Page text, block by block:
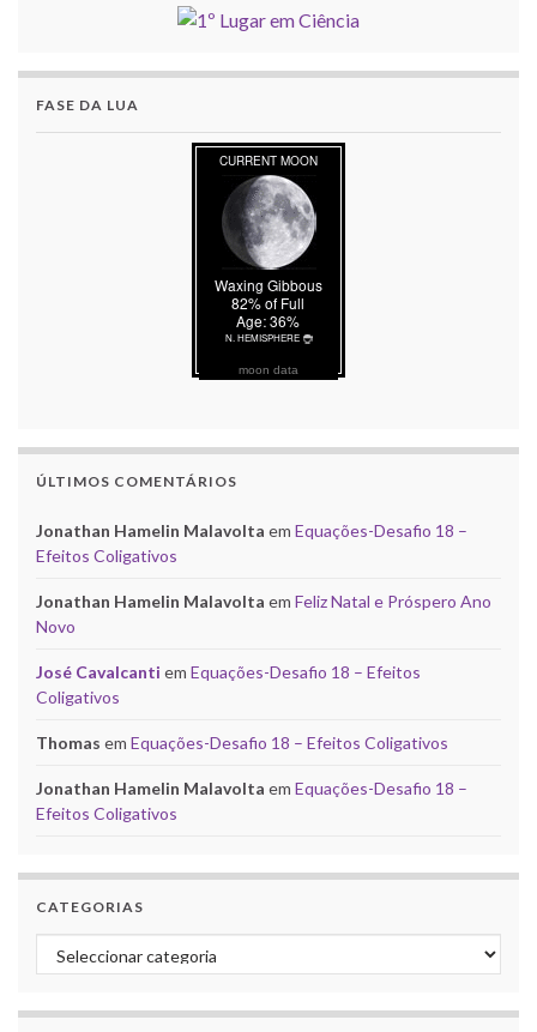
FASE DA LUA
moon data
ÚLTIMOS COMENTÁRIOS
Jonathan Hamelin Malavolta em Equações-Desafio 18 –
Efeitos Coligativos
Jonathan Hamelin Malavolta em Feliz Natal e Próspero Ano
Novo
José Cavalcanti em Equações-Desafio 18 – Efeitos
Coligativos
Thomas em Equações-Desafio 18 – Efeitos Coligativos
Jonathan Hamelin Malavolta em Equações-Desafio 18 –
Efeitos Coligativos
CATEGORIAS
Categorias